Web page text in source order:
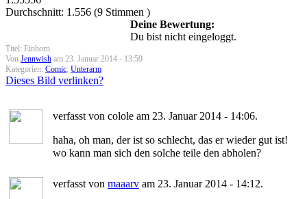
Durchschnitt: 1.556 (9 Stimmen )
Deine Bewertung:
Du bist nicht eingeloggt.
Titel: Einhorn
Von Jennwish am 23. Januar 2014 - 13:59
Kategorien: Comic, Unterarm
Dieses Bild verlinken?
verfasst von colole am 23. Januar 2014 - 14:06.
haha, oh man, der ist so schlecht, das er wieder gut ist!
wo kann man sich den solche teile den abholen?
verfasst von maaarv am 23. Januar 2014 - 14:12.